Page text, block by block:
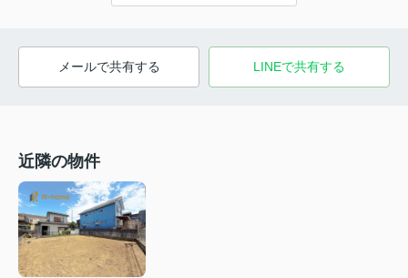
メールで共有する LINEで共有する
近隣の物件